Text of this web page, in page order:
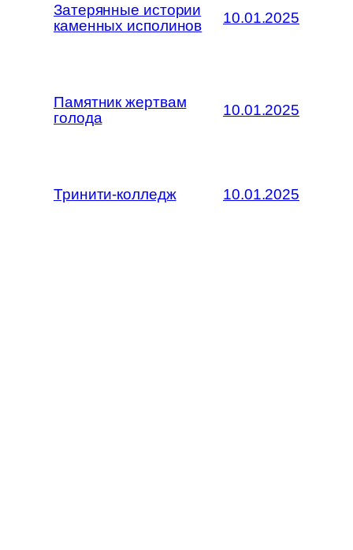
Затерянные истории
каменных исполинов
10.01.2025
Памятник жертвам
голода
10.01.2025
Тринити-колледж 10.01.2025